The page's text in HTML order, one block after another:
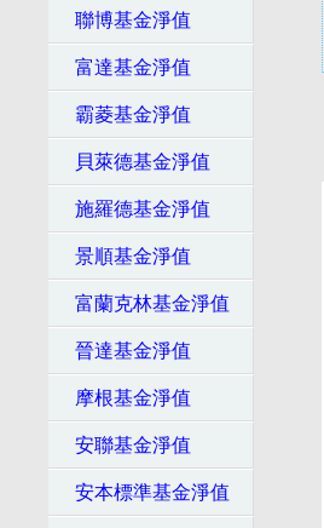
聯博基金淨值
富達基金淨值
霸菱基金淨值
貝萊德基金淨值
施羅德基金淨值
景順基金淨值
富蘭克林基金淨值
晉達基金淨值
摩根基金淨值
安聯基金淨值
安本標準基金淨值